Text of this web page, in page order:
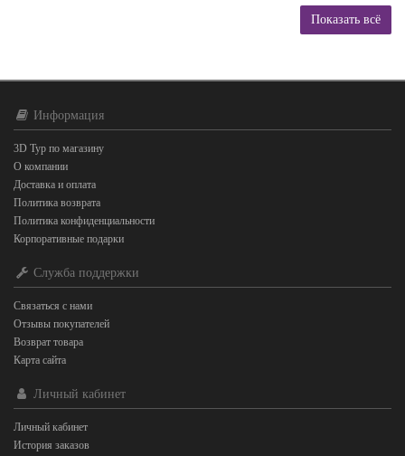
Показать всё
Информация
3D Тур по магазину
О компании
Доставка и оплата
Политика возврата
Политика конфиденциальности
Корпоративные подарки
Служба поддержки
Связаться с нами
Отзывы покупателей
Возврат товара
Карта сайта
Личный кабинет
Личный кабинет
История заказов